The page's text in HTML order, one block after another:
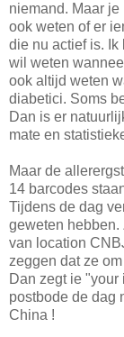
niemand. Maar
ook weten of er
die nu actief is.
wil weten
ook altijd weten
diabetici. Soms
Dan is er
mate en
Maar de
14 barcodes
Tijdens de dag
geweten hebben.
van location
zeggen dat ze
Dan zegt ie "your
postbode de dag
China !